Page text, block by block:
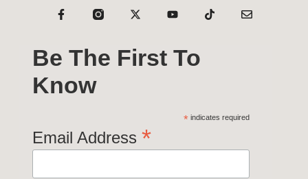
Be The First To
Know
* indicates required
Email Address *